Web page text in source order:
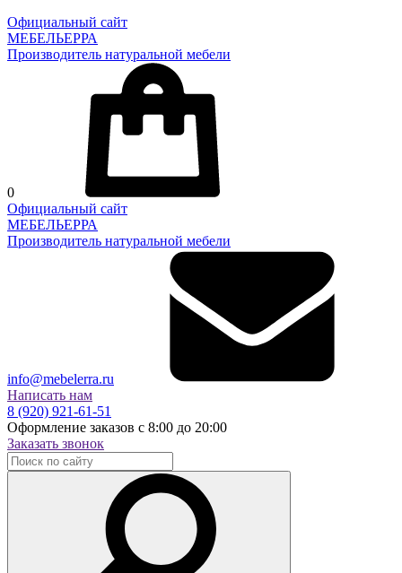
Официальный сайт
МЕБЕЛЬЕРРА
Производитель натуральной мебели
0
Официальный сайт
МЕБЕЛЬЕРРА
Производитель натуральной мебели
info@mebelerra.ru
Написать нам
8 (920) 921-61-51
Оформление заказов с 8:00 до 20:00
Заказать звонок